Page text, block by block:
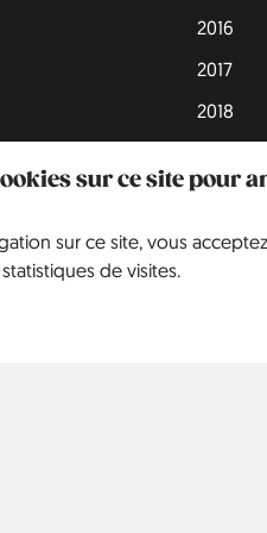
sur ce site pour
sur ce site, vous
de visites.
2016
2017
2018
2020
2021